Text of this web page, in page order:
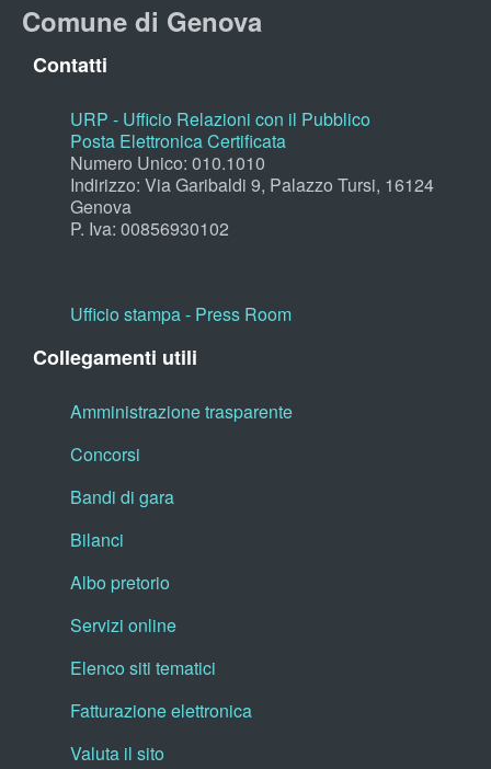
Comune di Genova
Contatti
URP - Ufficio Relazioni con il Pubblico
Posta Elettronica Certificata
Numero Unico: 010.1010
Indirizzo: Via Garibaldi 9, Palazzo Tursi, 16124
Genova
P. Iva: 00856930102
Ufficio stampa - Press Room
Collegamenti utili
Amministrazione trasparente
Concorsi
Bandi di gara
Bilanci
Albo pretorio
Servizi online
Elenco siti tematici
Fatturazione elettronica
Valuta il sito